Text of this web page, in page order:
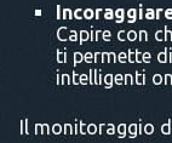
Capire con
ti permette
intelligenti
Il monitoraggio